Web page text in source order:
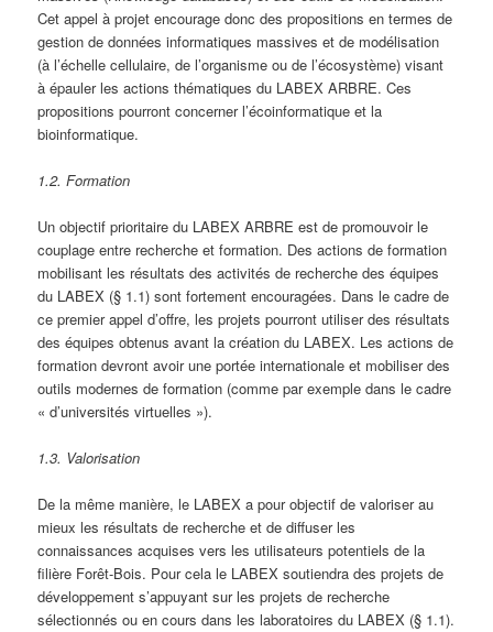
Cet appel à projet encourage donc des propositions en termes de
gestion de données informatiques massives et de modélisation
(à l’échelle cellulaire, de l’organisme ou de l’écosystème) visant
à épauler les actions thématiques du LABEX ARBRE. Ces
propositions pourront concerner l’écoinformatique et la
bioinformatique.
1.2. Formation
Un objectif prioritaire du LABEX ARBRE est de promouvoir le
couplage entre recherche et formation. Des actions de formation
mobilisant les résultats des activités de recherche des équipes
du LABEX (§ 1.1) sont fortement encouragées. Dans le cadre de
ce premier appel d’offre, les projets pourront utiliser des résultats
des équipes obtenus avant la création du LABEX. Les actions de
formation devront avoir une portée internationale et mobiliser des
outils modernes de formation (comme par exemple dans le cadre
« d’universités virtuelles »).
1.3. Valorisation
De la même manière, le LABEX a pour objectif de valoriser au
mieux les résultats de recherche et de diffuser les
connaissances acquises vers les utilisateurs potentiels de la
filière Forêt-Bois. Pour cela le LABEX soutiendra des projets de
développement s’appuyant sur les projets de recherche
sélectionnés ou en cours dans les laboratoires du LABEX (§ 1.1).